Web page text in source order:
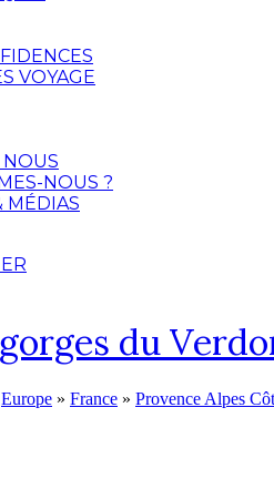
VOYAGE
NOUS ?
MÉDIAS
du
Europe » France » Provence Alpes